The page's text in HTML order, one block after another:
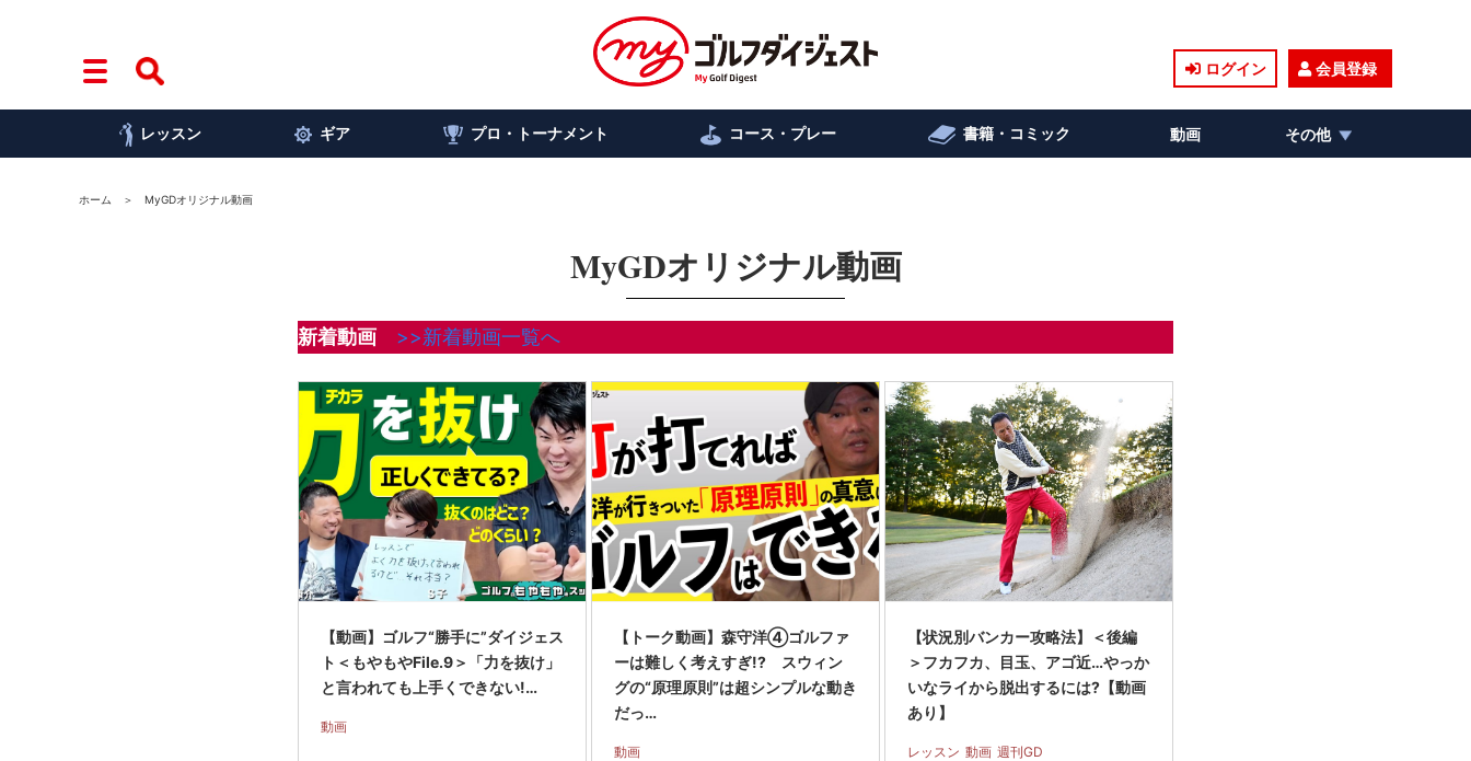
ログイン 会員登録
レッスン ギア プロ・トーナメント コース・プレー 書籍・コミック 動画 その他
ホーム MyGDオリジナル動画
MyGDオリジナル動画
新着動画 >>新着動画一覧へ
【動画】ゴルフ“勝手に”ダイジェス
ト＜もやもやFile.9＞「力を抜け」
と言われても上手くできない!…
動画
【トーク動画】森守洋④ゴルファ
ーは難しく考えすぎ!? スウィン
グの“原理原則”は超シンプルな動き
だっ…
動画
【状況別バンカー攻略法】＜後編
＞フカフカ、目玉、アゴ近…やっか
いなライから脱出するには?【動画
あり】
レッスン 動画 週刊GD